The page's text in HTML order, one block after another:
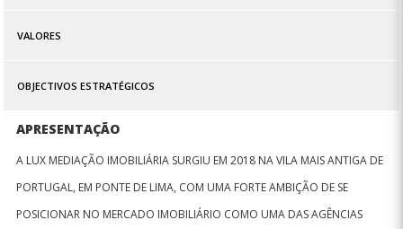
VALORES
OBJECTIVOS ESTRATÉGICOS
APRESENTAÇÃO
A LUX MEDIAÇÃO IMOBILIÁRIA SURGIU EM 2018 NA VILA MAIS ANTIGA DE
PORTUGAL, EM PONTE DE LIMA, COM UMA FORTE AMBIÇÃO DE SE
POSICIONAR NO MERCADO IMOBILIÁRIO COMO UMA DAS AGÊNCIAS